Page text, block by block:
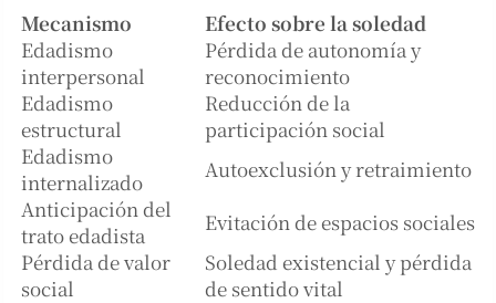
Mecanismo
Efecto sobre la soledad
Edadismo
interpersonal
Pérdida de autonomía y
reconocimiento
Edadismo
estructural
Reducción de la
participación social
Edadismo
internalizado
Autoexclusión y retraimiento
Anticipación del
trato edadista
Evitación de espacios sociales
Pérdida de valor
social
Soledad existencial y pérdida
de sentido vital